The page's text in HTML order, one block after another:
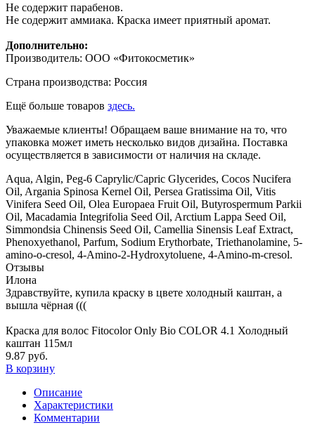
Не содержит парабенов.
Не содержит аммиака. Краска имеет приятный аромат.
Дополнительно:
Производитель: ООО «Фитокосметик»
Страна производства: Россия
Ещё больше товаров здесь.
Уважаемые клиенты! Обращаем ваше внимание на то, что
упаковка может иметь несколько видов дизайна. Поставка
осуществляется в зависимости от наличия на складе.
Aqua, Algin, Peg-6 Caprylic/Capric Glycerides, Cocos Nucifera
Oil, Argania Spinosa Kernel Oil, Persea Gratissima Oil, Vitis
Vinifera Seed Oil, Olea Europaea Fruit Oil, Butyrospermum Parkii
Oil, Macadamia Integrifolia Seed Oil, Arctium Lappa Seed Oil,
Simmondsia Chinensis Seed Oil, Camellia Sinensis Leaf Extract,
Phenoxyethanol, Parfum, Sodium Erythorbate, Triethanolamine, 5-
amino-o-cresol, 4-Amino-2-Hydroxytoluene, 4-Amino-m-cresol.
Отзывы
Илона
Здравствуйте, купила краску в цвете холодный каштан, а
вышла чёрная (((
Краска для волос Fitocolor Only Bio COLOR 4.1 Холодный
каштан 115мл
9.87 руб.
В корзину
Описание
Характеристики
Комментарии